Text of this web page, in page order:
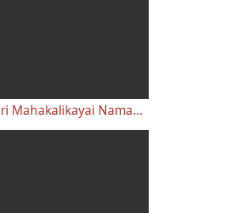
Om Shri Mahakalikayai Namaha Rezitation laut-leise-flüsternd-geistig